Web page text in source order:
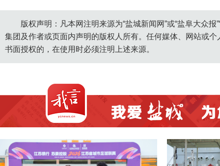
版权声明：凡本网注明来源为“盐城新闻网”或“盐阜大众
集团及作者或页面内声明的版权人所有。任何媒体、网站或
书面授权的，在使用时必须注明上述来源。